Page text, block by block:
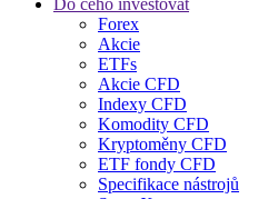
Forex
Akcie
ETFs
Akcie CFD
Indexy CFD
Komodity CFD
Kryptoměny CFD
ETF fondy CFD
Specifikace nástrojů